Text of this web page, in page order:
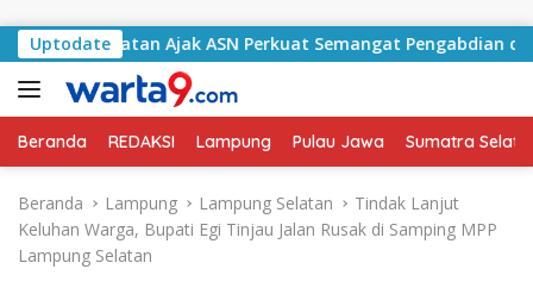
Uptodate
Selatan Ajak ASN Perkuat Semangat Pengabdian dan
Beranda REDAKSI Lampung Pulau Jawa Sumatra
Beranda Lampung Lampung Selatan
Tindak Lanjut
Keluhan Warga, Bupati Egi Tinjau Jalan Rusak di Samping MPP
Lampung Selatan